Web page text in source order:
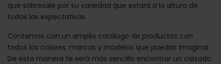
que sobresale por su variedad que estará a la altura de
todas las expectativas.
Contamos con un amplio catálogo de productos con
todos los colores, marcas y modelos que puedas imaginar.
De esta manera te será más sencillo encontrar un calzado